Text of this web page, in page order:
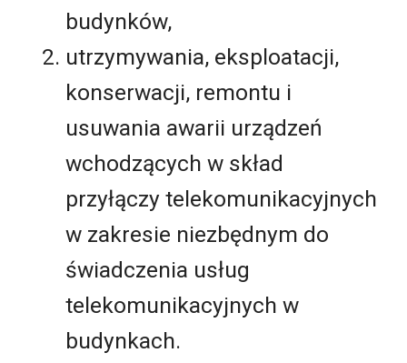
budynków,
utrzymywania, eksploatacji,
konserwacji, remontu i
usuwania awarii urządzeń
wchodzących w skład
przyłączy telekomunikacyjnych
w zakresie niezbędnym do
świadczenia usług
telekomunikacyjnych w
budynkach.